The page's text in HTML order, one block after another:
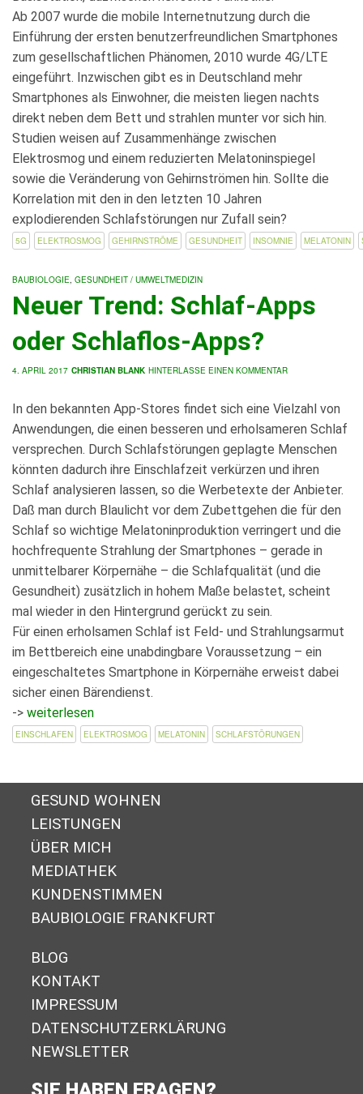
Ab 2007 wurde die mobile Internetnutzung durch die
Einführung der ersten benutzerfreundlichen Smartphones
zum gesellschaftlichen Phänomen, 2010 wurde 4G/LTE
eingeführt. Inzwischen gibt es in Deutschland mehr
Smartphones als Einwohner, die meisten liegen nachts
direkt neben dem Bett und strahlen munter vor sich hin.
Studien weisen auf Zusammenhänge zwischen
Elektrosmog und einem reduzierten Melatoninspiegel
sowie die Veränderung von Gehirnströmen hin. Sollte die
Korrelation mit den in den letzten 10 Jahren
explodierenden Schlafstörungen nur Zufall sein?
5G ELEKTROSMOG GEHIRNSTRÖME GESUNDHEIT INSOMNIE MELATONIN
BAUBIOLOGIE, GESUNDHEIT / UMWELTMEDIZIN
Neuer Trend: Schlaf-Apps
oder Schlaflos-Apps?
4. APRIL 2017 CHRISTIAN BLANK HINTERLASSE EINEN KOMMENTAR
In den bekannten App-Stores findet sich eine Vielzahl von
Anwendungen, die einen besseren und erholsameren Schlaf
versprechen. Durch Schlafstörungen geplagte Menschen
könnten dadurch ihre Einschlafzeit verkürzen und ihren
Schlaf analysieren lassen, so die Werbetexte der Anbieter.
Daß man durch Blaulicht vor dem Zubettgehen die für den
Schlaf so wichtige Melatoninproduktion verringert und die
hochfrequente Strahlung der Smartphones – gerade in
unmittelbarer Körpernähe – die Schlafqualität (und die
Gesundheit) zusätzlich in hohem Maße belastet, scheint
mal wieder in den Hintergrund gerückt zu sein.
Für einen erholsamen Schlaf ist Feld- und Strahlungsarmut
im Bettbereich eine unabdingbare Voraussetzung – ein
eingeschaltetes Smartphone in Körpernähe erweist dabei
sicher einen Bärendienst.
-> weiterlesen
EINSCHLAFEN ELEKTROSMOG MELATONIN SCHLAFSTÖRUNGEN
GESUND WOHNEN
LEISTUNGEN
ÜBER MICH
MEDIATHEK
KUNDENSTIMMEN
BAUBIOLOGIE FRANKFURT
BLOG
KONTAKT
IMPRESSUM
DA­TEN­SCHUTZ­ER­KLÄ­RUNG
NEWSLETTER